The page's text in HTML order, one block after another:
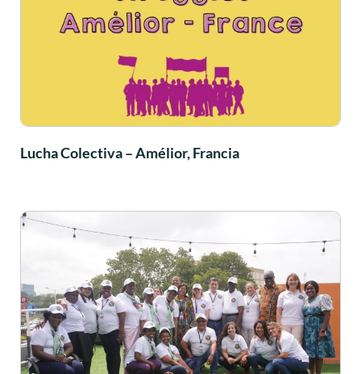
Lucha Colectiva – Amélior, Francia